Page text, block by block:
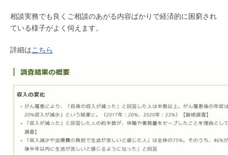
相談実務でも良くご相談のあがる内容ばかりで経済的に困窮され
ている様子がよく伺えます。
詳細はこちら